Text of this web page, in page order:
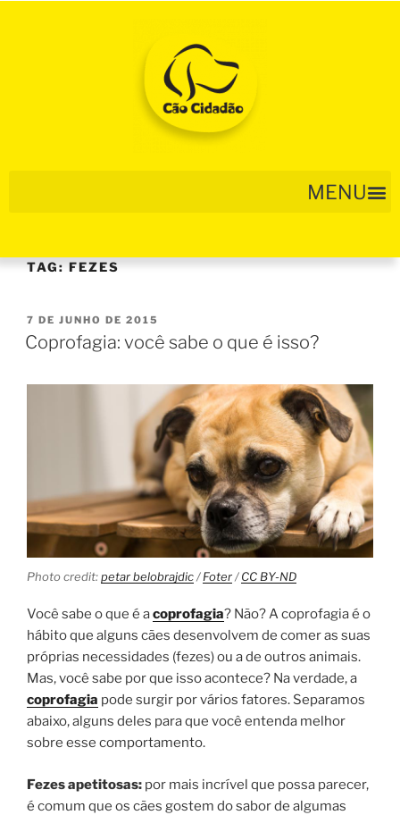
TAG:FEZES
7 DE JUNHO DE 2015
Coprofagia: você sabe o que é isso?
Photo credit:petar belobrajdic/Foter/CC BY-ND
Você sabe o que é acoprofagia? Não? A coprofagia é o
hábito que alguns cães desenvolvem de comer as suas
próprias necessidades (fezes) ou a de outros animais.
Mas, você sabe por que isso acontece? Na verdade, a
coprofagia pode surgir por vários fatores. Separamos
abaixo, alguns deles para que você entenda melhor
sobre esse comportamento.
Fezes apetitosas: por mais incrível que possa parecer,
é comum que os cães gostem do sabor de algumas